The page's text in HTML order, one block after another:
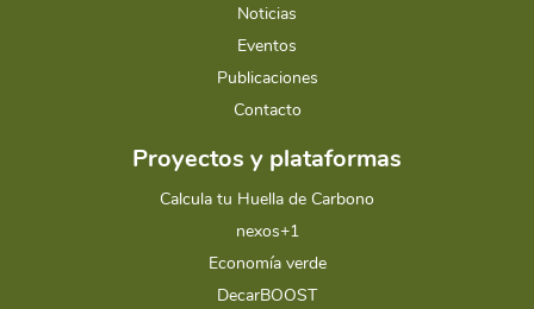
Noticias
Eventos
Publicaciones
Contacto
Proyectos y plataformas
Calcula tu Huella de Carbono
nexos+1
Economía verde
DecarBOOST